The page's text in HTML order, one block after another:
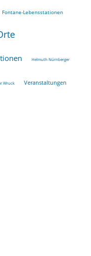
Fontane-Lebensstationen
Helmuth Nürnberger
Wruck Veranstaltungen